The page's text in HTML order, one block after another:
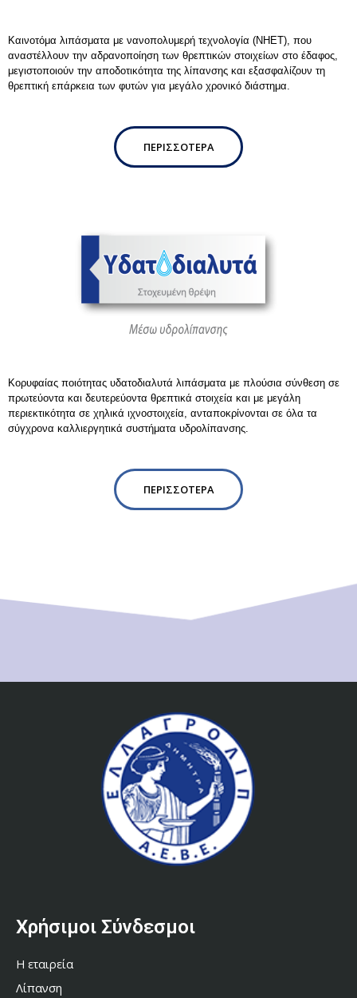
Καινοτόμα λιπάσματα με νανοπολυμερή τεχνολογία (ΝΗΕΤ), που
αναστέλλουν την αδρανοποίηση των θρεπτικών στοιχείων στο έδαφος,
μεγιστοποιούν την αποδοτικότητα της λίπανσης και εξασφαλίζουν τη
θρεπτική επάρκεια των φυτών για μεγάλο χρονικό διάστημα.
ΠΕΡΙΣΣΌΤΕΡΑ
Κορυφαίας ποιότητας υδατοδιαλυτά λιπάσματα με πλούσια σύνθεση σε
πρωτεύοντα και δευτερεύοντα θρεπτικά στοιχεία και με μεγάλη
περιεκτικότητα σε χηλικά ιχνοστοιχεία, ανταποκρίνονται σε όλα τα
σύγχρονα καλλιεργητικά συστήματα υδρολίπανσης.
ΠΕΡΙΣΣΌΤΕΡΑ
Χρήσιμοι Σύνδεσμοι
Η εταιρεία
Λίπανση